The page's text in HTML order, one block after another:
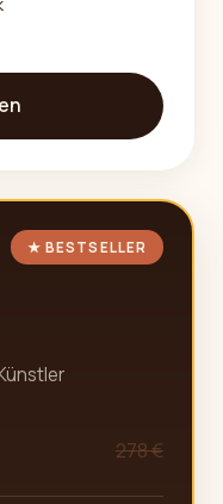
★ BESTSELLER
278 €